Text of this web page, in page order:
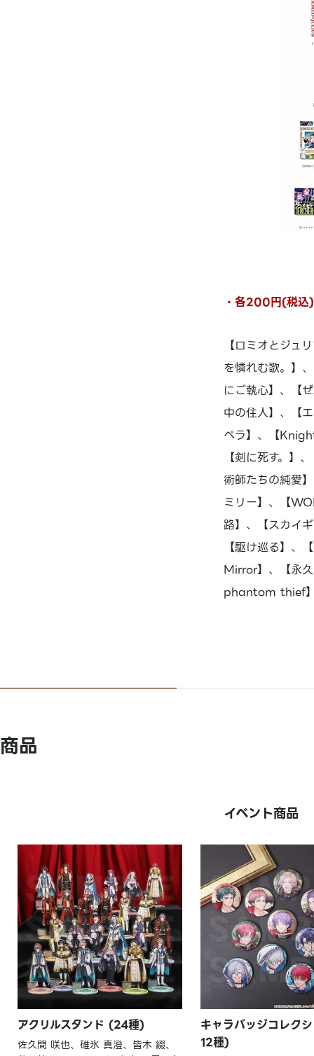
・各200円(税込)
【ロミオとジュ
を憐れむ歌。】
にご執心】、【
中の住人】、【
ペラ】、【
【剣に死す。
術師たちの純愛
ミリー】、【
路】、【スカイ
【駆け巡る】
Mirror】、【永
phantom thief
商品
イベント商品
アクリルスタンド (24種)
佐久間 咲也、碓氷 真澄、皆木 綴、
キャラバッジコレク
12種)